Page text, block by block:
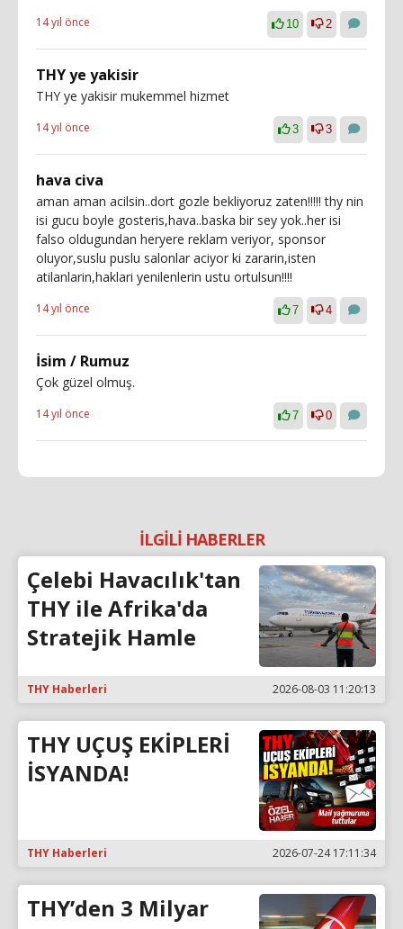
14 yıl önce 10 2
THY ye yakisir
THY ye yakisir mukemmel hizmet
14 yıl önce 3 3
hava civa
aman aman acilsin..dort gozle bekliyoruz zaten!!!!! thy nin
isi gucu boyle gosteris,hava..baska bir sey yok..her isi
falso oldugundan heryere reklam veriyor, sponsor
oluyor,suslu puslu salonlar aciyor ki zararin,isten
atilanlarin,haklari yenilenlerin ustu ortulsun!!!!
14 yıl önce 7 4
İsim / Rumuz
Çok güzel olmuş.
14 yıl önce 7 0
İLGİLİ HABERLER
Çelebi Havacılık'tan
THY ile Afrika'da
Stratejik Hamle
THY Haberleri 2026-08-03 11:20:13
THY UÇUŞ EKİPLERİ
İSYANDA!
THY Haberleri 2026-07-24 17:11:34
THY’den 3 Milyar